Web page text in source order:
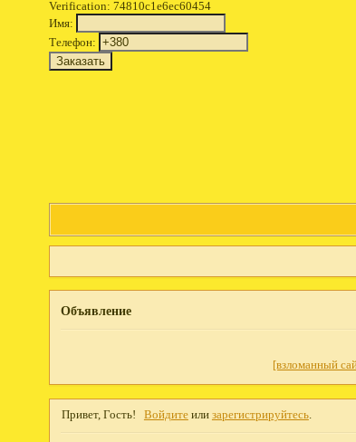
Verification: 74810c1e6ec60454
Имя:
Телефон:
Объявление
[взломанный
Привет, Гость! Войдитеили зарегистрируйтесь.